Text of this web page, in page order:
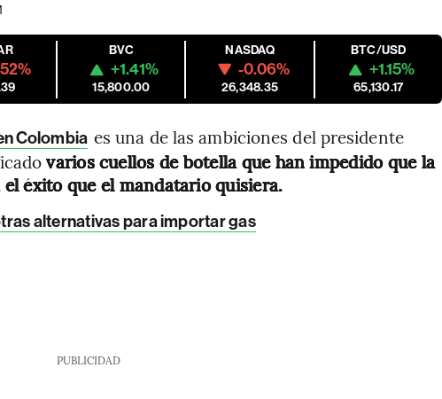
BVC
+1.41%
15,800.00
NASDAQ
-0.06%
26,348.35
BTC/USD
+1.15%
65,130.17
Colombia es una de las ambiciones del presidente
varios cuellos de botella que han impedido que la
éxito que el mandatario quisiera.
alternativas para importar gas
PUBLICIDAD